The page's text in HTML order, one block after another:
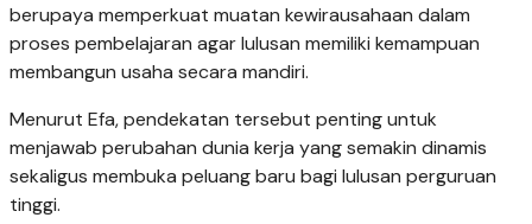
berupaya memperkuat muatan kewirausahaan dalam
proses pembelajaran agar lulusan memiliki kemampuan
membangun usaha secara mandiri.
Menurut Efa, pendekatan tersebut penting untuk
menjawab perubahan dunia kerja yang semakin dinamis
sekaligus membuka peluang baru bagi lulusan perguruan
tinggi.